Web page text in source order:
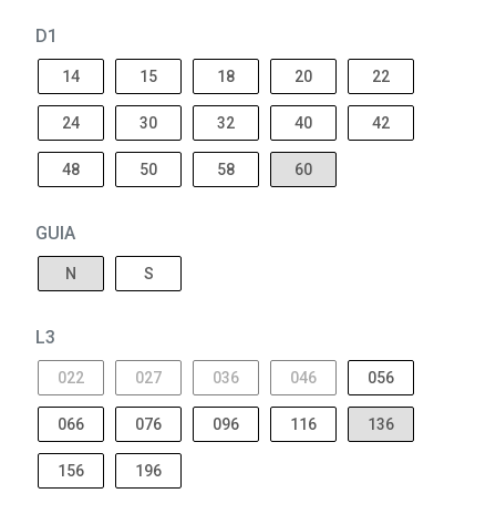
D1
14 15 18 20 22
24 30 32 40 42
48 50 58 60
GUIA
N S
L3
022 027 036 046 056
066 076 096 116 136
156 196